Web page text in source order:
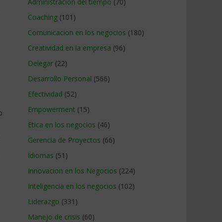
Coaching (101)
Comunicacion en los negocios (180)
Creatividad en la empresa (96)
Delegar (22)
Desarrollo Personal (566)
Efectividad (52)
Empowerment (15)
Etica en los negocios (46)
Gerencia de Proyectos (66)
Idiomas (51)
Innovacion en los Negocios (224)
Inteligencia en los negocios (102)
Liderazgo (331)
Manejo de crisis (60)